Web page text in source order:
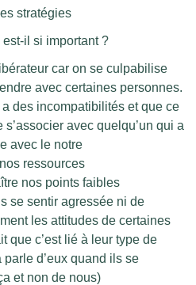
stratégies
il si important ?
car on se culpabilise
avec certaines personnes.
a des incompatibilités et que ce
s’associer avec quelqu’un qui a
avec le notre
ressources
nos points faibles
se sentir agressée ni de
les attitudes de certaines
que c’est lié à leur type de
d’eux quand ils se
et non de nous)